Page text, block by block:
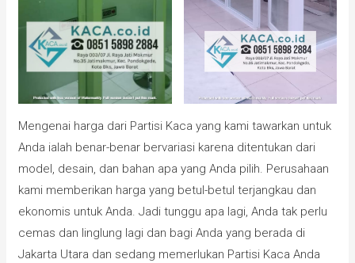
Mengenai harga dari Partisi Kaca yang kami tawarkan untuk
Anda ialah benar-benar bervariasi karena ditentukan dari
model, desain, dan bahan apa yang Anda pilih. Perusahaan
kami memberikan harga yang betul-betul terjangkau dan
ekonomis untuk Anda. Jadi tunggu apa lagi, Anda tak perlu
cemas dan linglung lagi dan bagi Anda yang berada di
Jakarta Utara dan sedang memerlukan Partisi Kaca Anda